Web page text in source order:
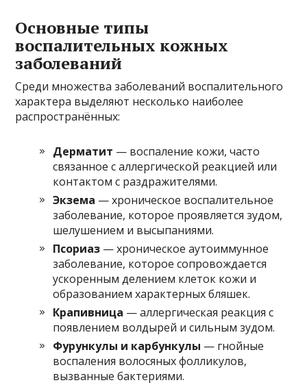
Основные типы
воспалительных кожных
заболеваний
Среди множества заболеваний воспалительного
характера выделяют несколько наиболее
распространённых:
Дерматит — воспаление кожи, часто
связанное с аллергической реакцией или
контактом с раздражителями.
Экзема — хроническое воспалительное
заболевание, которое проявляется зудом,
шелушением и высыпаниями.
Псориаз — хроническое аутоиммунное
заболевание, которое сопровождается
ускоренным делением клеток кожи и
образованием характерных бляшек.
Крапивница — аллергическая реакция с
появлением волдырей и сильным зудом.
Фурункулы и карбункулы — гнойные
воспаления волосяных фолликулов,
вызванные бактериями.